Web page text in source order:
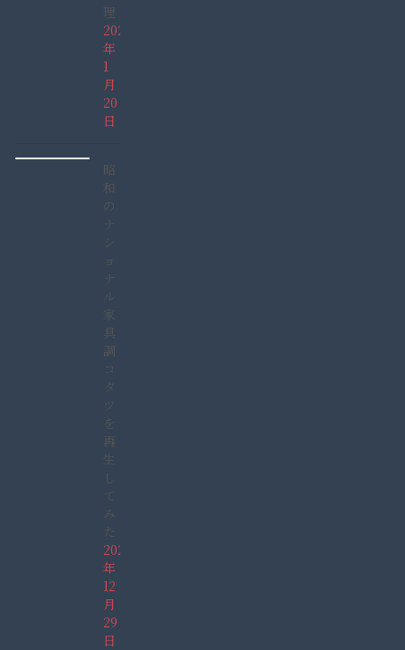
理
2022
年
1
月
20
日
昭
和
の
ナ
シ
ョ
ナ
ル
家
具
調
コ
タ
ツ
を
再
生
し
て
み
た
2021
年
12
月
29
日